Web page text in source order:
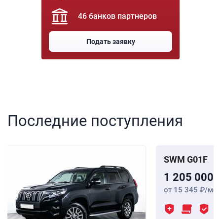
46 банков партнеров
Подать заявку
Последние поступления
SWM G01F
1 205 000
от 15 345 /мес